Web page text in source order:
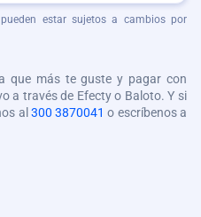
estar sujetos a cambios por
que más te guste y pagar con
a través de Efecty o Baloto. Y si
al 300 3870041 o escríbenos a